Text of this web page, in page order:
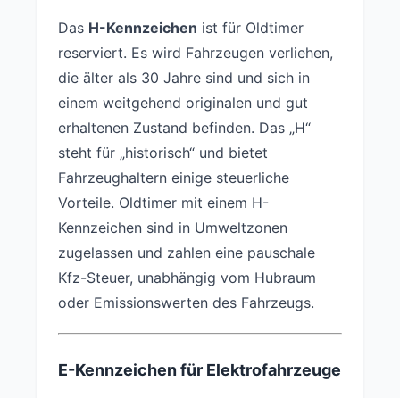
Das H-Kennzeichen ist für Oldtimer
reserviert. Es wird Fahrzeugen verliehen,
die älter als 30 Jahre sind und sich in
einem weitgehend originalen und gut
erhaltenen Zustand befinden. Das „H“
steht für „historisch“ und bietet
Fahrzeughaltern einige steuerliche
Vorteile. Oldtimer mit einem H-
Kennzeichen sind in Umweltzonen
zugelassen und zahlen eine pauschale
Kfz-Steuer, unabhängig vom Hubraum
oder Emissionswerten des Fahrzeugs.
E-Kennzeichen für Elektrofahrzeuge